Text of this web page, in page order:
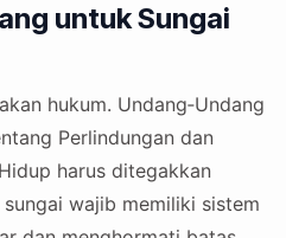
untuk Sungai
hukum. Undang‑Undang
Perlindungan dan
harus ditegakkan
wajib memiliki sistem